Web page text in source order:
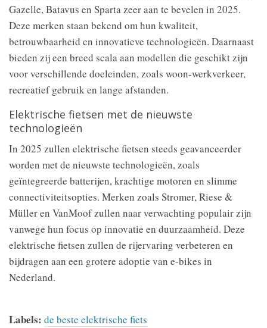
Gazelle, Batavus en Sparta zeer aan te bevelen in 2025.
Deze merken staan bekend om hun kwaliteit,
betrouwbaarheid en innovatieve technologieën. Daarnaast
bieden zij een breed scala aan modellen die geschikt zijn
voor verschillende doeleinden, zoals woon-werkverkeer,
recreatief gebruik en lange afstanden.
Elektrische fietsen met de nieuwste
technologieën
In 2025 zullen elektrische fietsen steeds geavanceerder
worden met de nieuwste technologieën, zoals
geïntegreerde batterijen, krachtige motoren en slimme
connectiviteitsopties. Merken zoals Stromer, Riese &
Müller en VanMoof zullen naar verwachting populair zijn
vanwege hun focus op innovatie en duurzaamheid. Deze
elektrische fietsen zullen de rijervaring verbeteren en
bijdragen aan een grotere adoptie van e-bikes in
Nederland.
Labels: de beste elektrische fiets